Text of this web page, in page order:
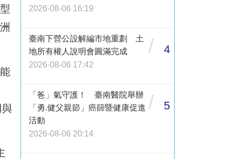
與
2026-08-06 16:19
臺南下營公設解編市地重劃 土
地所有權人說明會圓滿完成
2026-08-06 17:42
/ 4
「爸」氣守護！ 臺南醫院舉辦
「勇.健父親節」癌篩暨健康促進
活動
2026-08-06 20:14
/ 5